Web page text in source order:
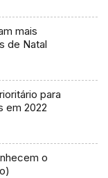
mais
de Natal
em 2022
o